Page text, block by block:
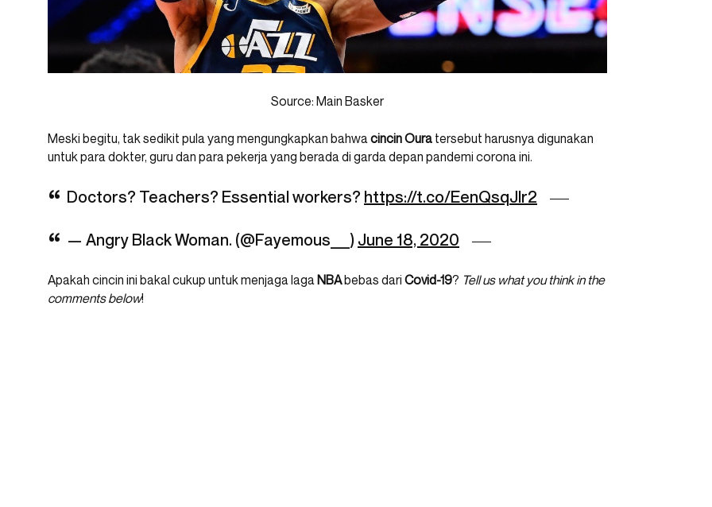
Source: Main Basker
Meski begitu, tak sedikit pula yang mengungkapkan bahwa cincin Oura tersebut harusnya digunakan
untuk para dokter, guru dan para pekerja yang berada di garda depan pandemi corona ini.
Doctors? Teachers? Essential workers? https://t.co/EenQsqJIr2
— Angry Black Woman. (@Fayemous___) June 18, 2020
Apakah cincin ini bakal cukup untuk menjaga laga NBAbebas dari Covid-19? Tell us what you think in the
comments below!